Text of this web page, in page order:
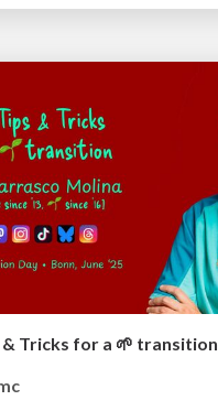
& Tricks for a 🌱 transition